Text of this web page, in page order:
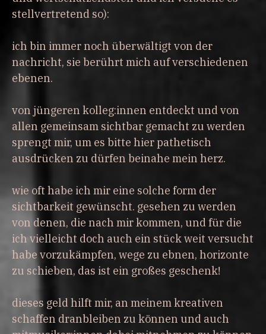
stellvertretend so):
ich bin immer noch überwältigt von der
nachricht, sie berührt mich auf verschiedenen
ebenen.
von jüngeren kolleg:innen entdeckt und von
allen gemeinsam sichtbar gemacht zu werden
sprengt mir, um es bitte hier pathetisch
ausdrücken zu dürfen beinahe mein herz.
wie oft habe ich mir eine solche form der
sichtbarkeit gewünscht. gesehen zu werden
von denen, die nach mir kommen, und für die
ich vielleicht doch auch ein stück weit versucht
habe vorzukämpfen, wege zu ebnen, horizonte
zu schieben, das ist ein großes geschenk!
dieses geld hilft mir, an meinem kreativen
schaffen dranbleiben zu können und auch